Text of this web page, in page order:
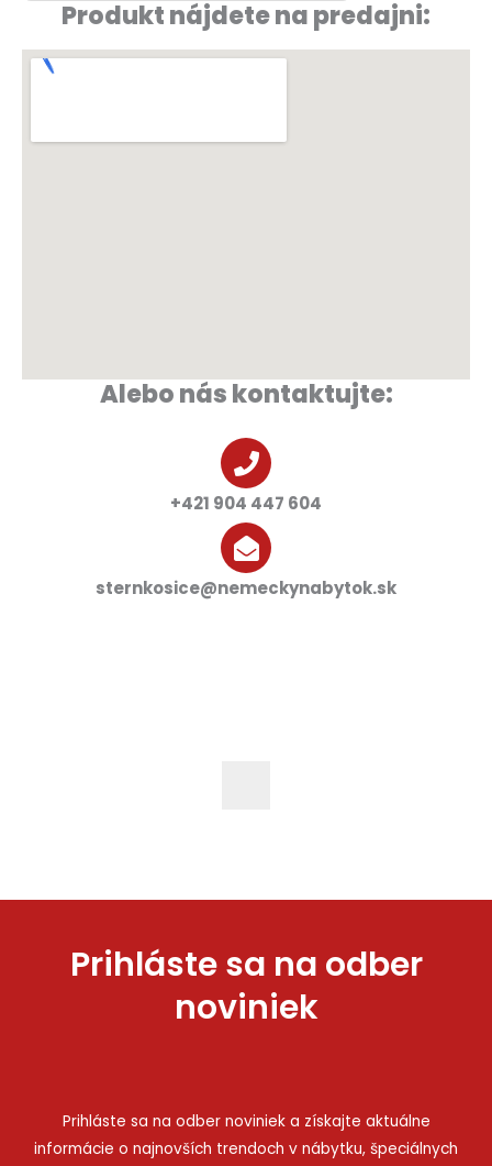
Produkt nájdete na predajni:
Alebo nás kontaktujte:
+421 904 447 604
sternkosice@nemeckynabytok.sk
Prihláste sa na odber
noviniek
Prihláste sa na odber noviniek a získajte aktuálne
informácie o najnovších trendoch v nábytku, špeciálnych